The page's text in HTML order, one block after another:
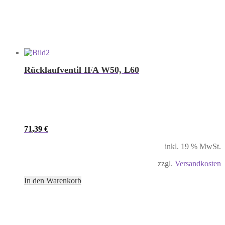
Rücklaufventil IFA W50, L60
71,39 €
inkl. 19 % MwSt.
zzgl. Versandkosten
In den Warenkorb